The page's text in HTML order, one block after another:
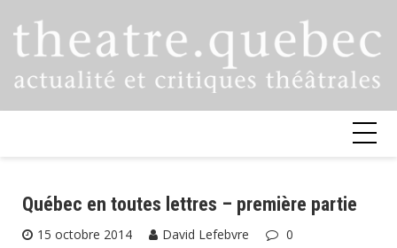
Québec en toutes lettres – première partie
15 octobre 2014 David Lefebvre
0